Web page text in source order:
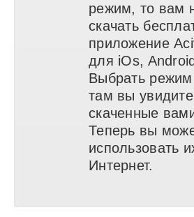
режим, то вам
скачать
приложение
для iOs,
Выбрать режим
там вы
скаченные
Теперь вы
использовать
Интернет.